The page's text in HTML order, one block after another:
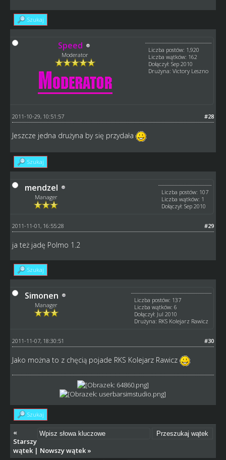
Szukaj
Speed
Moderator
Liczba postów: 1,920
Liczba wątków: 162
Dołączył: Sep 2010
Drużyna: Victory Leszno
#28
2011-10-29, 10:51:57
Jeszcze jedna drużyna by się przydała
Szukaj
mendzel
Manager
Liczba postów: 107
Liczba wątków: 1
Dołączył: Sep 2010
#29
2011-11-01, 16:55:28
ja też jadę Polmo 1.2
Szukaj
Simonen
Manager
Liczba postów: 137
Liczba wątków: 6
Dołączył: Jul 2010
Drużyna: RKS Kolejarz Rawicz
#30
2011-11-07, 18:30:51
Jako można to z chęcią pojade RKS Kolejarz Rawicz
Szukaj
«
Starszy
wątek| Nowszy wątek»